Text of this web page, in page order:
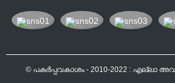
© പകർപ്പവകാശം - 2010-2022 : എല്ലാ